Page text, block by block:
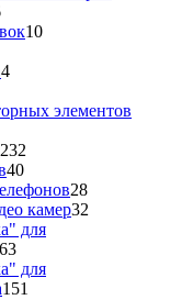
16
товаров
1010
44
элементов
232
4040
товаров
2828
товаров
камер32
для
363
товара
для
151